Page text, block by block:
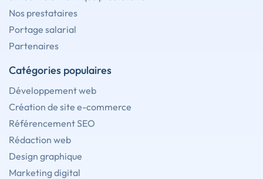
Nos prestataires
Portage salarial
Partenaires
Catégories populaires
Développement web
Création de site e-commerce
Référencement SEO
Rédaction web
Design graphique
Marketing digital